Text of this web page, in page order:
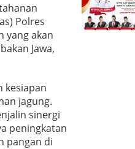
Polres
yang akan
Jawa,
kesiapan
jagung.
sinergi
peningkatan
pangan di